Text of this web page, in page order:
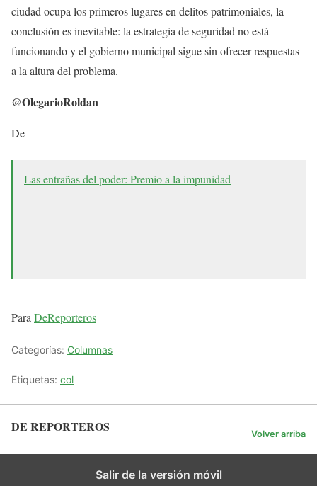
ciudad ocupa los primeros lugares en delitos patrimoniales, la
conclusión es inevitable: la estrategia de seguridad no está
funcionando y el gobierno municipal sigue sin ofrecer respuestas
a la altura del problema.
@OlegarioRoldan
De
Las entrañas del poder: Premio a la impunidad
ParaDeReporteros
Categorías: Columnas
Etiquetas: col
DE REPORTEROS Volver arriba
Salir de la versión móvil